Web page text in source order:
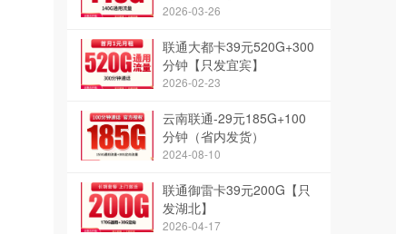
2026-03-26
联通大都卡39元520G+300
分钟【只发宜宾】
2026-02-23
云南联通-29元185G+100
分钟（省内发货）
2024-08-10
联通御雷卡39元200G【只
发湖北】
2026-04-17